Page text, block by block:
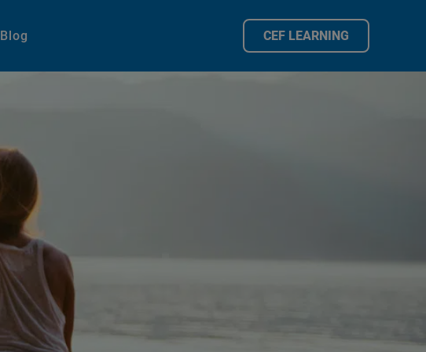
Blog CEF LEARNING